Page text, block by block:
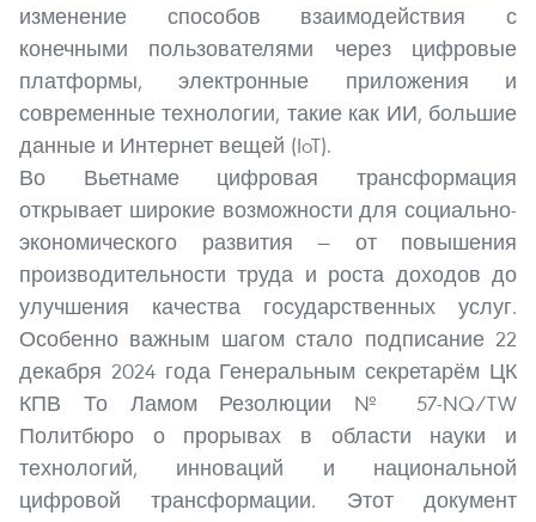
изменение способов взаимодействия с
конечными пользователями через цифровые
платформы, электронные приложения и
современные технологии, такие как ИИ, большие
данные и Интернет вещей (IoT).
Во Вьетнаме цифровая трансформация
открывает широкие возможности для социально-
экономического развития — от повышения
производительности труда и роста доходов до
улучшения качества государственных услуг.
Особенно важным шагом стало подписание 22
декабря 2024 года Генеральным секретарём ЦК
КПВ То Ламом Резолюции № 57-NQ/TW
Политбюро о прорывах в области науки и
технологий, инноваций и национальной
цифровой трансформации. Этот документ